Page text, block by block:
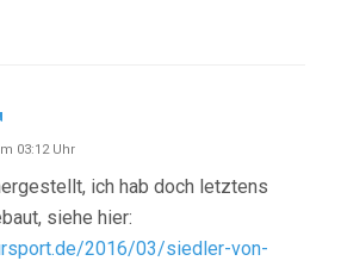
03:12 Uhr
ich hab doch letztens
siehe hier:
2016/03/siedler-von-